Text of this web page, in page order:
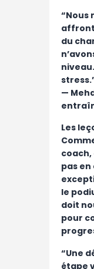
“Nous
du
—
Les
pas
le
doit
pour
“Une
étape